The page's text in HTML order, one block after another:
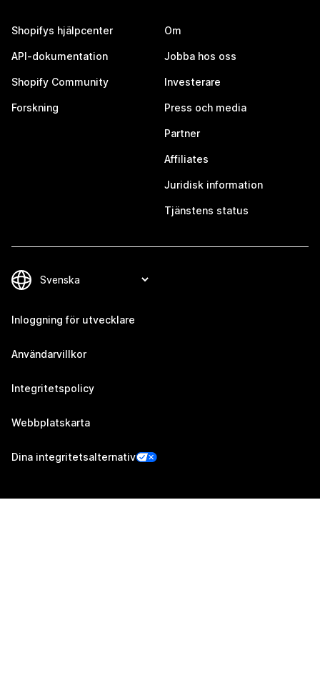
Shopifys hjälpcenter
API-dokumentation
Shopify Community
Forskning
Om
Jobba hos oss
Investerare
Press och media
Partner
Affiliates
Juridisk information
Tjänstens status
Inloggning för utvecklare
Användarvillkor
Integritetspolicy
Webbplatskarta
Dina integritetsalternativ